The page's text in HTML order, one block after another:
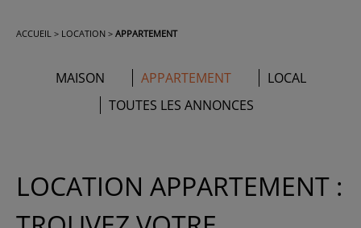
ACCUEIL > LOCATION > APPARTEMENT
MAISON APPARTEMENT
LOCAL
TOUTES LES ANNONCES
LOCATION APPARTEMENT :